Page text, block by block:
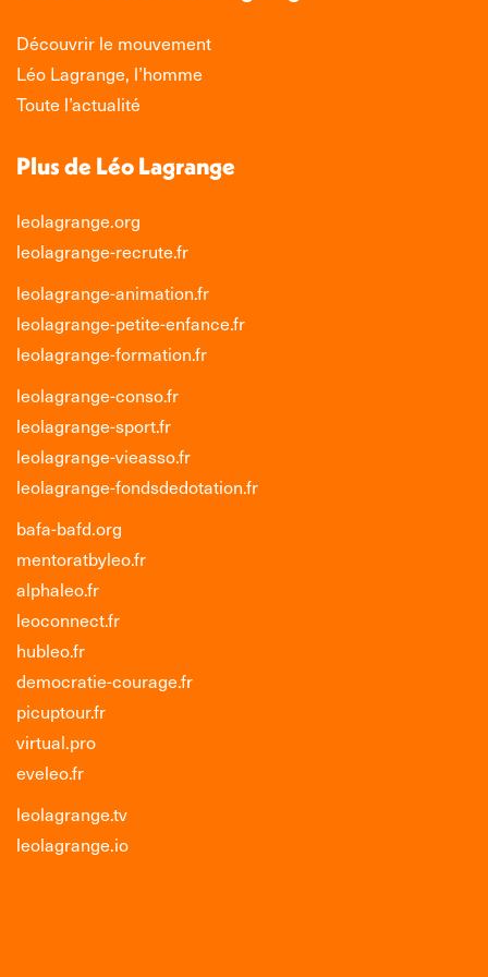
Découvrir le mouvement
Léo Lagrange, l’homme
Toute l’actualité
Plus de Léo Lagrange
leolagrange.org
leolagrange-recrute.fr
leolagrange-animation.fr
leolagrange-petite-enfance.fr
leolagrange-formation.fr
leolagrange-conso.fr
leolagrange-sport.fr
leolagrange-vieasso.fr
leolagrange-fondsdedotation.fr
bafa-bafd.org
mentoratbyleo.fr
alphaleo.fr
leoconnect.fr
hubleo.fr
democratie-courage.fr
picuptour.fr
virtual.pro
eveleo.fr
leolagrange.tv
leolagrange.io